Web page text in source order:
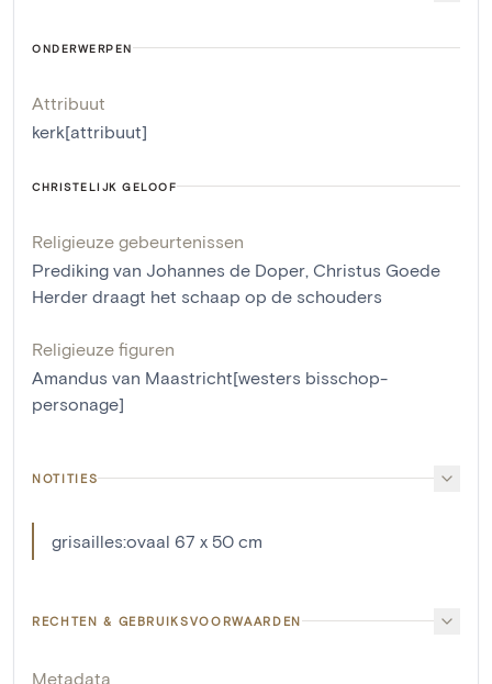
ONDERWERPEN
Attribuut
kerk[attribuut]
CHRISTELIJK GELOOF
Religieuze gebeurtenissen
Prediking van Johannes de Doper Christus Goede
Herder draagt het schaap op de schouders
Religieuze figuren
Amandus van Maastricht[westers bisschop-
personage]
NOTITIES
grisailles:ovaal 67 x 50 cm
RECHTEN & GEBRUIKSVOORWAARDEN
Metadata